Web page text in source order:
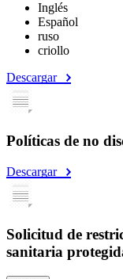
Inglés
Español
ruso
criollo
Descargar
Políticas de no
Descargar
Solicitud de
sanitaria